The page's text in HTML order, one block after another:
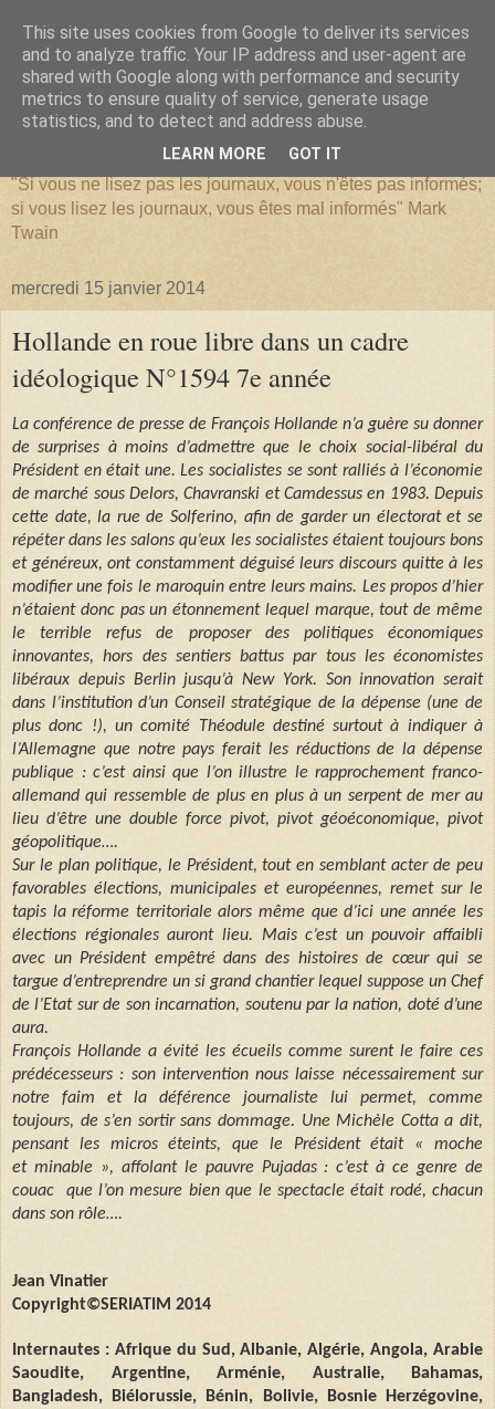
SERIATIM
"Si vous ne lisez pas les journaux, vous n'êtes pas informés;
si vous lisez les journaux, vous êtes mal informés" Mark
Twain
mercredi 15 janvier 2014
Hollande en roue libre dans un cadre
idéologique N°1594 7e année
La conférence de presse de François Hollande n’a guère su donner
de surprises à moins d’admettre que le choix social-libéral du
Président en était une. Les socialistes se sont ralliés à l’économie
de marché sous Delors, Chavranski et Camdessus en 1983. Depuis
cette date, la rue de Solferino, afin de garder un électorat et se
répéter dans les salons qu’eux les socialistes étaient toujours bons
et généreux, ont constamment déguisé leurs discours quitte à les
modifier une fois le maroquin entre leurs mains. Les propos d’hier
n’étaient donc pas un étonnement lequel marque, tout de même
le terrible refus de proposer des politiques économiques
innovantes, hors des sentiers battus par tous les économistes
libéraux depuis Berlin jusqu’à New York. Son innovation serait
dans l’institution d’un Conseil stratégique de la dépense (une de
plus donc !), un comité Théodule destiné surtout à indiquer à
l’Allemagne que notre pays ferait les réductions de la dépense
publique : c’est ainsi que l’on illustre le rapprochement franco-
allemand qui ressemble de plus en plus à un serpent de mer au
lieu d’être une double force pivot, pivot géoéconomique, pivot
géopolitique….
Sur le plan politique, le Président, tout en semblant acter de peu
favorables élections, municipales et européennes, remet sur le
tapis la réforme territoriale alors même que d’ici une année les
élections régionales auront lieu. Mais c’est un pouvoir affaibli
avec un Président empêtré dans des histoires de cœur qui se
targue d’entreprendre un si grand chantier lequel suppose un Chef
de l’Etat sur de son incarnation, soutenu par la nation, doté d’une
aura.
François Hollande a évité les écueils comme surent le faire ces
prédécesseurs : son intervention nous laisse nécessairement sur
notre faim et la déférence journaliste lui permet, comme
toujours, de s’en sortir sans dommage. Une Michèle Cotta a dit,
pensant les micros éteints, que le Président était « moche
et minable », affolant le pauvre Pujadas : c’est à ce genre de
couac
que l’on mesure bien que le spectacle était rodé, chacun
dans son rôle….
Jean Vinatier
Copyright©SERIATIM 2014
Internautes : Afrique du Sud, Albanie, Algérie, Angola, Arabie
Saoudite, Argentine, Arménie, Australie, Bahamas,
Bangladesh, Biélorussie, Bénin, Bolivie, Bosnie Herzégovine,
This site uses cookies from Google to deliver its services
and to analyze traffic. Your IP address and user-agent are
shared with Google along with performance and security
metrics to ensure quality of service, generate usage
statistics, and to detect and address abuse.
LEARN MORE GOT IT